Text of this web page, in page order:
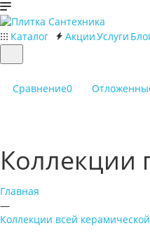
Каталог АкцииУслуги
Сравнение0
Коллекции
Главная
—
Коллекции всей